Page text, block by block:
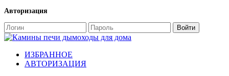
Авторизация
ИЗБРАННОЕ
АВТОРИЗАЦИЯ